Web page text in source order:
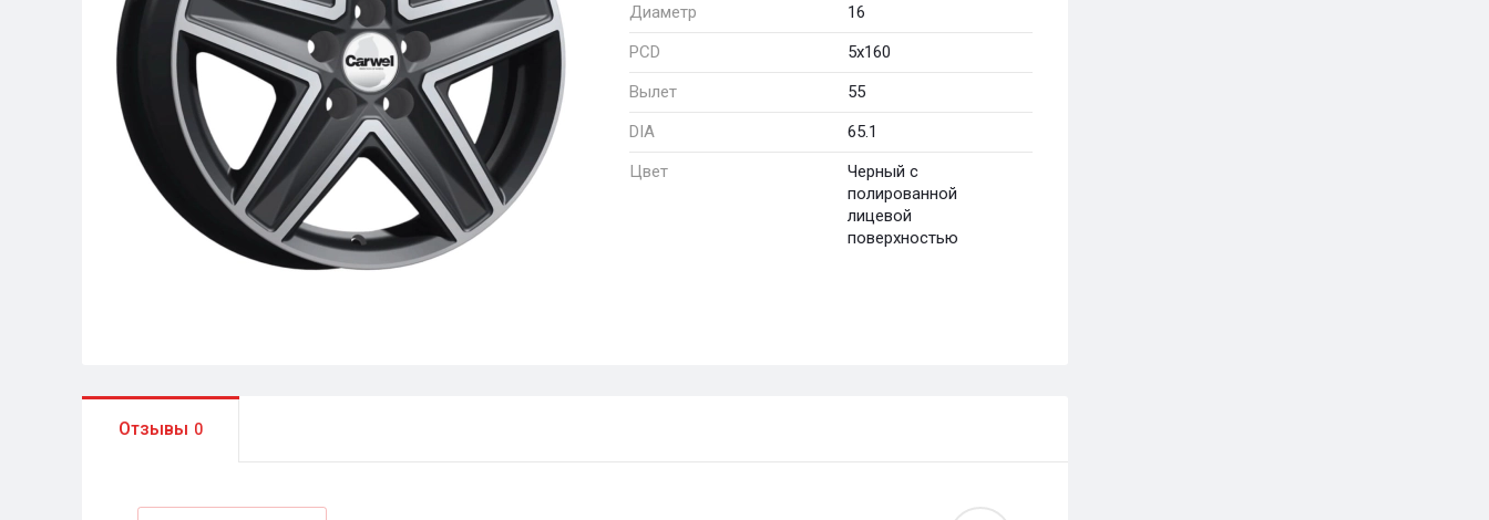
Диаметр
16
PCD
5x160
Вылет
55
DIA
65.1
Цвет
Черный с
полированной
лицевой
поверхностью
Отзывы 0